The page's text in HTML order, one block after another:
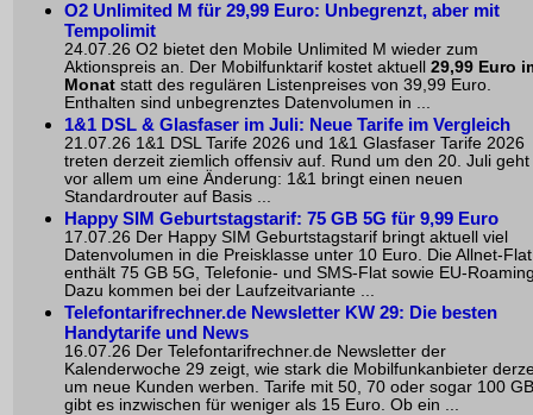
O2 Unlimited M für 29,99 Euro: Unbegrenzt, aber mit
Tempolimit
24.07.26 O2 bietet den Mobile Unlimited M wieder zum
Aktionspreis an. Der Mobilfunktarif kostet aktuell 29,99 Euro
Monat statt des regulären Listenpreises von 39,99 Euro.
Enthalten sind unbegrenztes Datenvolumen in ...
1&1 DSL & Glasfaser im Juli: Neue Tarife im Vergleich
21.07.26 1&1 DSL Tarife 2026 und 1&1 Glasfaser Tarife 2026
treten derzeit ziemlich offensiv auf. Rund um den 20. Juli geht
vor allem um eine Änderung: 1&1 bringt einen neuen
Standardrouter auf Basis ...
Happy SIM Geburtstagstarif: 75 GB 5G für 9,99 Euro
17.07.26 Der Happy SIM Geburtstagstarif bringt aktuell viel
Datenvolumen in die Preisklasse unter 10 Euro. Die Allnet-Flat
enthält 75 GB 5G, Telefonie- und SMS-Flat sowie EU-
Dazu kommen bei der Laufzeitvariante ...
Telefontarifrechner.de Newsletter KW 29: Die besten
Handytarife und News
16.07.26 Der Telefontarifrechner.de Newsletter der
Kalenderwoche 29 zeigt, wie stark die Mobilfunkanbieter
um neue Kunden werben. Tarife mit 50, 70 oder sogar 100 GB
gibt es inzwischen für weniger als 15 Euro. Ob ein ...